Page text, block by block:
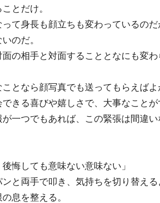
とだけ。
て身長も顔立ちも変わっているのだ
のだ。
の相手と対面することとなにも変わ
ことなら顔写真でも送ってもらえば
きる喜びや嬉しさで、大事なことが
一つでもあれば、この緊張は間違
悔しても意味ない意味ない」
と両手で叩き、気持ちを切り替え
息を整える。